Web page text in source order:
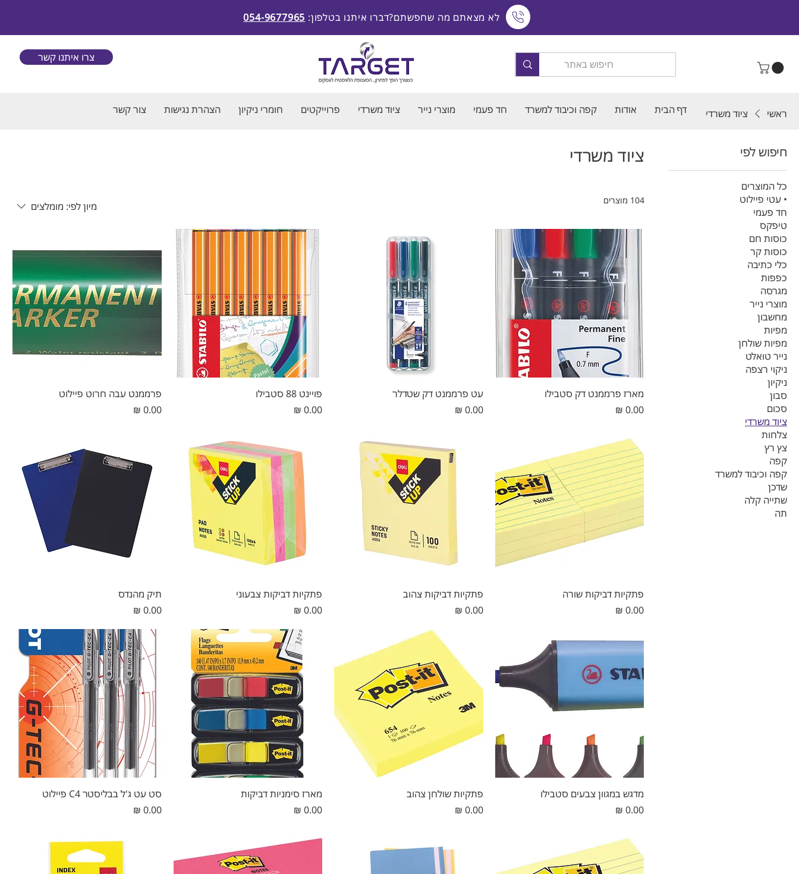
לא מצאתם מה שחפשתם?דברו איתנו בטלפון: 054-9677965
צרו איתנו קשר
דף הבית אודות קפה וכיבוד למשרד חד פעמי מוצרי נייר ציוד משרדי פרוייקטים חומרי ניקיון הצהרת נגישות צור קשר ראשי ציוד משרדי
חיפוש לפי
כל המוצרים
• עטי פיילוט
חד פעמי
טיפקס
כוסות חם
כוסות קר
כלי כתיבה
כפפות
מגרסה
מוצרי נייר
מחשבון
מפיות
מפיות שולחן
נייר טואלט
ניקוי רצפה
ניקיון
סבון
סכום
ציוד משרדי
צלחות
צץ רץ
קפה
קפה וכיבוד למשרד
שדכן
שתייה קלה
תה
ציוד משרדי
104 מוצרים מיון לפי: מומלצים
מארז פרממנט דק סטבילו
מחיר
עט פרממנט דק שטדלר
מחיר‏0.00 ‏₪
פויינט 88 סטבילו
מחיר
פרממנט עבה חרוט פיילוט
מחיר‏0.00 ‏₪
פתקיות דביקות שורה
מחיר
פתקיות דביקות צהוב
מחיר‏0.00 ‏₪
פתקיות דביקות צבעוני
מחיר
תיק מהנדס
מחיר‏0.00 ‏₪
מדגש במגוון צבעים סטבילו
מחיר
פתקיות שולחן צהוב
מחיר‏0.00 ‏₪
מארז סימניות דביקות
מחיר
סט עט ג'ל בבליסטר C4 פיילוט
מחיר‏0.00 ‏₪